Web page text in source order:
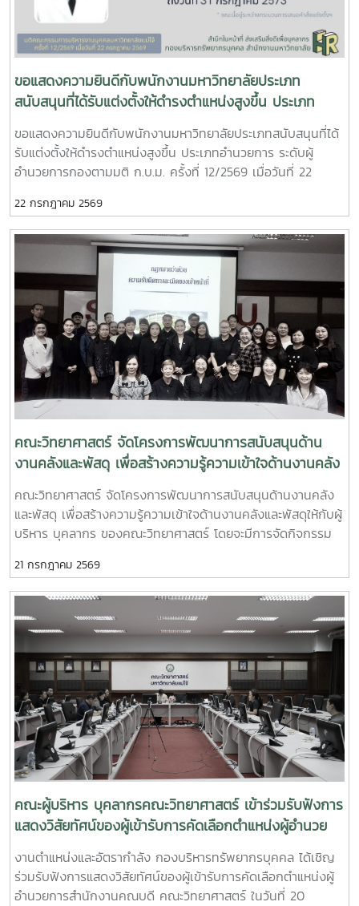
ของรายงานและเตรียมความพร้อมสำหรับการดำเนินงานด้าน
คุณภาพของคณะในระยะต่อไป คณะกรรมการประเมินคุณภาพการ
ศึกษาภายใน ประกอบด้วย รองศาสตราจารย์ ดร.รัชพล สันติวรา
กร ประธานกรรมการ คณบดีคณะวิศวกรรมศาสตร์ มหาวิทยาลัย
ขอนแก่น ผู้ช่วยศาสตราจารย์ตะวันฉาย โพธิ์หอม กรรมการ คณะ
วิศวกรรมศาสตร์ มหาวิทยาลัยอุบลราชธานี นางสาวศิรินยา อ้น
แก้ว เลขานุการ คณะเทคโนโลยีการประมงและทรัพยากรทางน้ำ
มหาวิทยาลัยแม่โจ้ การจัดกิจกรรมในครั้งนี้สะท้อนถึงความมุ่งมั่น
ของคณะวิทยาศาสตร์ มหาวิทยาลัยแม่โจ้ ในการพัฒนาระบบ
Education Criteria for Performance Excellence (EdPEx)
โดยอาศัยกระบวนการประเมิน การวิพากษ์ และการให้ข้อเสนอแนะ
จากผู้ทรงคุณวุฒิ เพื่อขับเคลื่อนการดำเนินงานให้เกิดการพัฒนา
อย่างต่อเนื่อง สร้างผลลัพธ์ที่เป็นเลิศ และยกระดับคุณภาพการ
ศึกษาสู่มาตรฐานระดับประเทศและระดับสากล อันจะนำไปสู่การ
สร้างประโยชน์สูงสุดแก่ผู้เรียน ผู้มีส่วนได้ส่วนเสีย และสังคมต่อไป
ขอแสดงความยินดีกับพนักงานมหาวิทยาลัยประเภท
สนับสนุนที่ได้รับแต่งตั้งให้ดำรงตำแหน่งสูงขึ้น ประเภท
อำนวยการ ระดับผู้อำนวยการกอง
ขอแสดงความยินดีกับพนักงานมหาวิทยาลัยประเภทสนับสนุนที่ได้
รับแต่งตั้งให้ดำรงตำแหน่งสูงขึ้น ประเภทอำนวยการ ระดับผู้
อำนวยการกองตามมติ ก.บ.ม. ครั้งที่ 12/2569 เมื่อวันที่ 22
นางสาวภาวิณี ชัยวุฒิ ให้ดำรงตำแหน่งผู้อำนวยการสำนักงาน
คณบดีคณะวิทยาศาสตร์ ตั้งแต่วันที่ 1 สิงหาคม พ.ศ. 2569 ถึงวัน
ที่ 31 กรกฎาคม พ.ศ. 2573 (ตามวาระการดำรงตำแหน่ง)
22 กรกฎาคม 2569
คณะวิทยาศาสตร์ จัดโครงการพัฒนาการสนับสนุนด้าน
งานคลังและพัสดุ เพื่อสร้างความรู้ความเข้าใจด้านงานคลัง
และพัสดุให้กับผู้บริหาร บุคลากร ของคณะวิทยาศาสตร์
คณะวิทยาศาสตร์ จัดโครงการพัฒนาการสนับสนุนด้านงานคลัง
และพัสดุ เพื่อสร้างความรู้ความเข้าใจด้านงานคลังและพัสดุให้กับผู้
บริหาร บุคลากร ของคณะวิทยาศาสตร์ โดยจะมีการจัดกิจกรรม
ละเมิดของเจ้าหน้าที่” ซึ่งคำว่า “เจ้าหน้าที่” ตามพระราชบัญญัติดัง
กล่าวหมายถึง ข้าราชการ พนักงาน ลูกจ้าง หรือผู้ปฏิบัติงาน
โดยมีวัตถุประสงค์เพื่อเสริมสร้างความรู้ความเข้าใจเกี่ยวกับหลัก
กฎหมายและหลักปฏิบัติราชการที่ดีให้กับบุคลากร โดยมี นางสาวอิ
นทิรา ฉัตรมงคล นักวิชาการคลังชำนาญการ สำนักงานคลัง เขต
5 ให้ความอนุเคราะห์เห็นวิทยากร ในวันอังคารที่ 21 กรกฎาคม
2569 เวลา 09.00 น. ณ ห้องประชุม 2 อาคารจุฬาภรณ์ คณะ
วิทยาศาสตร์
21 กรกฎาคม 2569
คณะผู้บริหาร บุคลากรคณะวิทยาศาสตร์ เข้าร่วมรับฟังการ
แสดงวิสัยทัศน์ของผู้เข้ารับการคัดเลือกตำแหน่งผู้อำนวย
การสำนักงานคณบดี
งานตำแหน่งและอัตรากำลัง กองบริหารทรัพยากรบุคคล ได้เชิญ
ร่วมรับฟังการแสดงวิสัยทัศน์ของผู้เข้ารับการคัดเลือกตำแหน่งผู้
อำนวยการสำนักงานคณบดี คณะวิทยาศาสตร์ ในวันที่ 20